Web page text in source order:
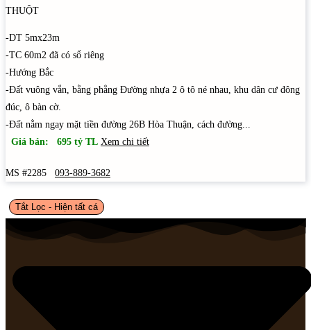
THUỘT
-DT 5mx23m
-TC 60m2 đã có sổ riêng
-Hướng Bắc
-Đất vuông vắn, bằng phẳng Đường nhựa 2 ô tô né nhau, khu dân cư đông
đúc, ô bàn cờ.
-Đất nằm ngay mặt tiền đường 26B Hòa Thuận, cách đường...
Giá bán: 695 tỷ TL Xem chi tiết
MS #2285 093-889-3682
Tắt Lọc - Hiện tất cá